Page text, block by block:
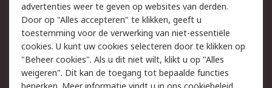
Wettelijk
Cookiebeleid
Email veiligheid
Privacybeleid
Websitevoorwaarden
Algemene
advertenties weer te geven op websites van derden.
Door op "Alles accepteren" te klikken, geeft u
toestemming voor de verwerking van niet-essentiële
cookies. U kunt uw cookies selecteren door te klikken op
"Beheer cookies". Als u dit niet wilt, klikt u op "Alles
weigeren". Dit kan de toegang tot bepaalde functies